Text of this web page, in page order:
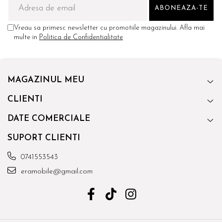
Vreau sa primesc newsletter cu promotiile magazinului. Afla mai
multe in Politica de Confidentialitate
MAGAZINUL MEU
CLIENTI
DATE COMERCIALE
SUPORT CLIENTI
0741553543
eramobile@gmail.com